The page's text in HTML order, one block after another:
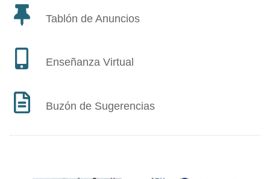
Tablón de Anuncios
Enseñanza Virtual
Buzón de Sugerencias